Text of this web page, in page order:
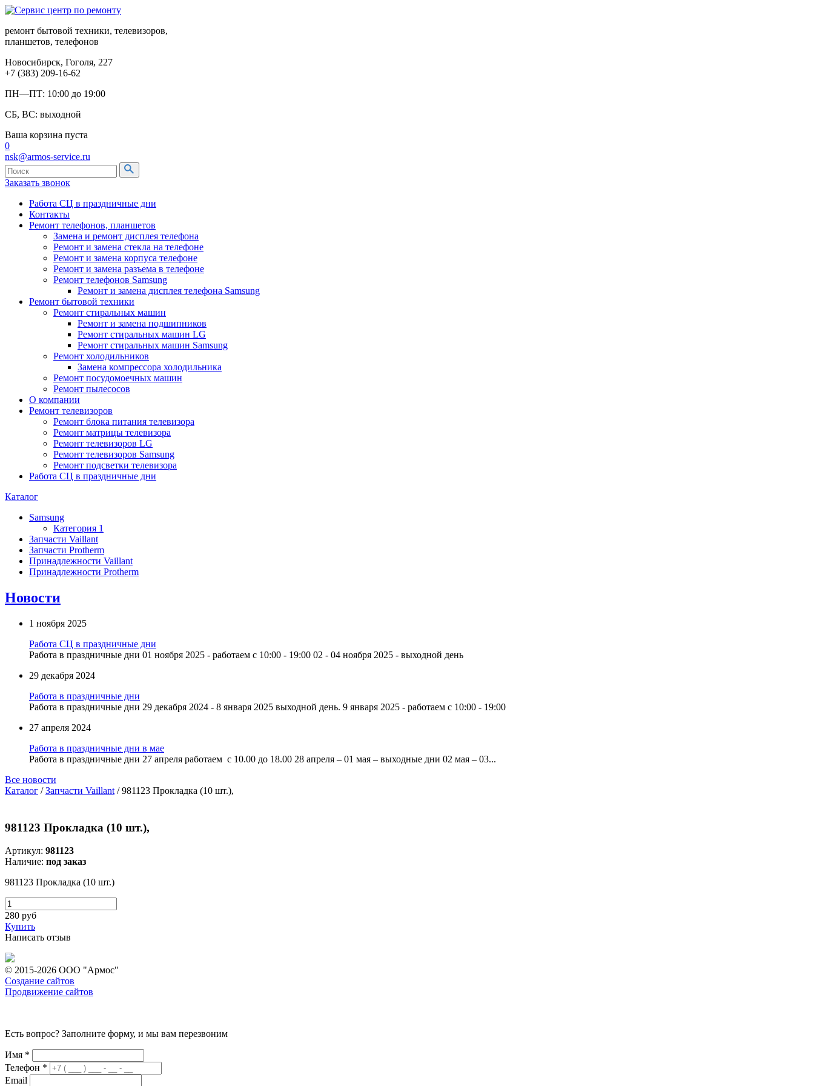
ремонт бытовой техники, телевизоров,
планшетов, телефонов
Новосибирск, Гоголя, 227
+7 (383) 209-16-62
ПН—ПТ: 10:00 до 19:00
СБ, ВС: выходной
Ваша корзина пуста
0
nsk@armos-service.ru
Заказать звонок
Работа СЦ в праздничные дни
Контакты
Ремонт телефонов, планшетов
Замена и ремонт дисплея телефона
Ремонт и замена стекла на телефоне
Ремонт и замена корпуса телефоне
Ремонт и замена разъема в телефоне
Ремонт телефонов Samsung
Ремонт и замена дисплея телефона Samsung
Ремонт бытовой техники
Ремонт стиральных машин
Ремонт и замена подшипников
Ремонт стиральных машин LG
Ремонт стиральных машин Samsung
Ремонт холодильников
Замена компрессора холодильника
Ремонт посудомоечных машин
Ремонт пылесосов
О компании
Ремонт телевизоров
Ремонт блока питания телевизора
Ремонт матрицы телевизора
Ремонт телевизоров LG
Ремонт телевизоров Samsung
Ремонт подсветки телевизора
Работа СЦ в праздничные дни
Каталог
Samsung
Категория 1
Запчасти Vaillant
Запчасти Protherm
Принадлежности Vaillant
Принадлежности Protherm
Новости
1 ноября 2025
Работа СЦ в праздничные дни
Работа в праздничные дни 01 ноября 2025 - работаем с 10:00 - 19:00 02 - 04 ноября 2025 - выходной день
29 декабря 2024
Работа в праздничные дни
Работа в праздничные дни 29 декабря 2024 - 8 января 2025 выходной день. 9 января 2025 - работаем с 10:00 - 19:00
27 апреля 2024
Работа в праздничные дни в мае
Работа в праздничные дни 27 апреля работаем с 10.00 до 18.00 28 апреля – 01 мая – выходные дни 02 мая – 03...
Все новости
Каталог /Запчасти Vaillant / 981123 Прокладка (10 шт.),
981123 Прокладка (10 шт.),
Артикул: 981123
Наличие: под заказ
981123 Прокладка (10 шт.)
280 руб
Купить
Написать отзыв
© 2015-2026 ООО "Армос"
Создание сайтов
Продвижение сайтов
Есть вопрос? Заполните форму, и мы вам перезвоним
Имя *
Телефон *
Email